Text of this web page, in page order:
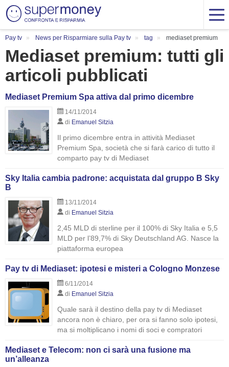
Pay tv News per Risparmiare sulla Pay tv tag mediaset premium
Mediaset premium: tutti gli
articoli pubblicati
Mediaset Premium Spa attiva dal primo dicembre
14/11/2014
di Emanuel Sitzia
Il primo dicembre entra in attività Mediaset
Premium Spa, società che si farà carico di tutto il
comparto pay tv di Mediaset
Sky Italia cambia padrone: acquistata dal gruppo B Sky
B
13/11/2014
di Emanuel Sitzia
2,45 MLD di sterline per il 100% di Sky Italia e 5,5
MLD per l’89,7% di Sky Deutschland AG. Nasce la
piattaforma europea
Pay tv di Mediaset: ipotesi e misteri a Cologno Monzese
6/11/2014
di Emanuel Sitzia
Quale sarà il destino della pay tv di Mediaset
ancora non è chiaro, per ora si fanno solo ipotesi,
ma si moltiplicano i nomi di soci e compratori
Mediaset e Telecom: non ci sarà una fusione ma
un’alleanza